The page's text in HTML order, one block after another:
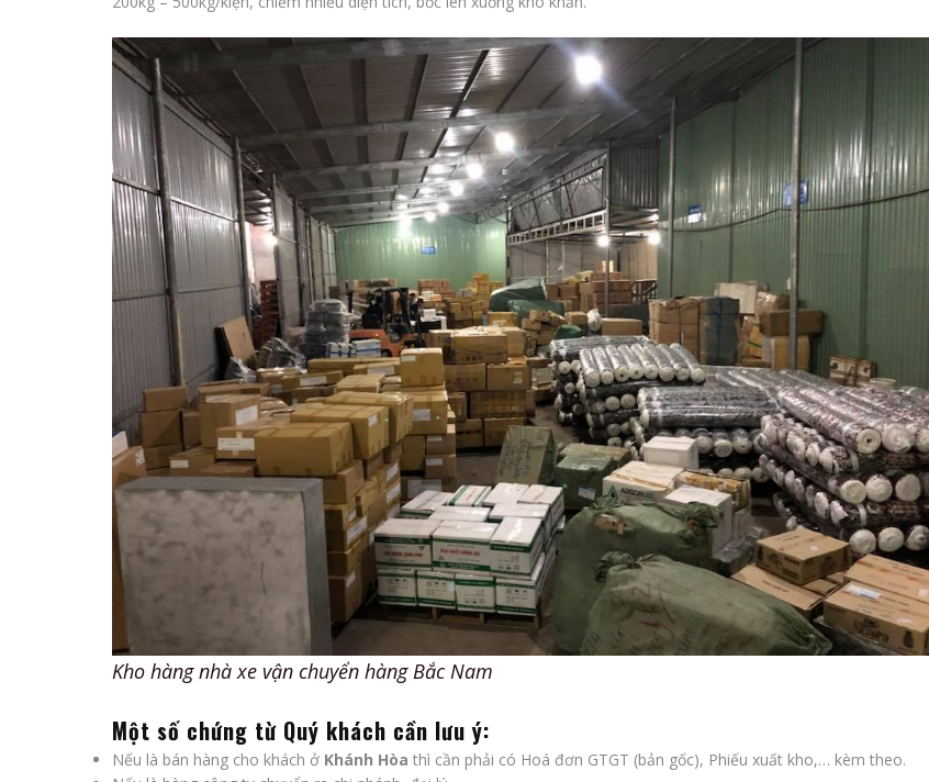
Kho hàng nhà xe vận chuyển hàng Bắc Nam
Một số chứng từ Quý khách cần lưu ý:
Nếu là bán hàng cho khách ở Khánh Hòa thì cần phải có Hoá đơn GTGT (bản gốc), Phiếu xuất kho,… kèm theo.